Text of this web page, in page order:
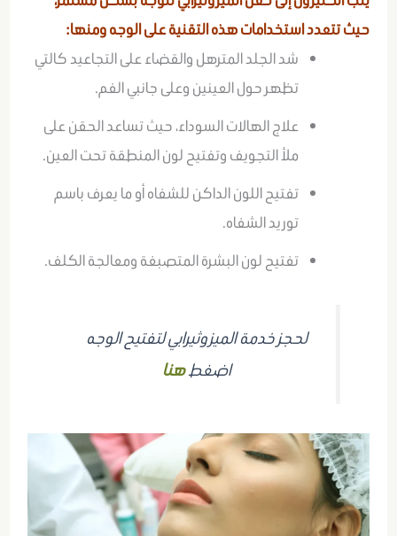
حيث تتعدد استخدامات هذه التقنية على الوجه ومنها:
شد الجلد المترهل والقضاء على التجاعيد كالتي
تظهر حول العينين وعلى جانبي الفم.
علاج الهالات السوداء، حيث تساعد الحقن على
ملأ التجويف وتفتيح لون المنطقة تحت العين.
تفتيح اللون الداكن للشفاه أو ما يعرف باسم
توريد الشفاه.
تفتيح لون البشرة المتصبغة ومعالجة الكلف.
لحجز خدمة الميزوثيرابي لتفتيح الوجه
اضغطهنا